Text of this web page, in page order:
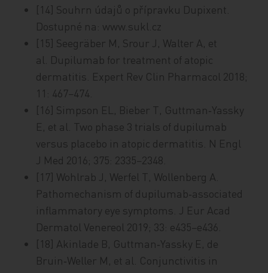
[14] Souhrn údajů o přípravku Dupixent.
Dostupné na: www.sukl.cz
[15] Seegräber M, Srour J, Walter A, et
al. Dupilumab for treatment of atopic
dermatitis. Expert Rev Clin Pharmacol 2018;
11: 467−474.
[16] Simpson EL, Bieber T, Guttman‑Yassky
E, et al. Two phase 3 trials of dupilumab
versus placebo in atopic dermatitis. N Engl
J Med 2016; 375: 2335−2348.
[17] Wohlrab J, Werfel T, Wollenberg A.
Pathomechanism of dupilumab‑associated
inflammatory eye symptoms. J Eur Acad
Dermatol Venereol 2019; 33: e435−e436.
[18] Akinlade B, Guttman‑Yassky E, de
Bruin‑Weller M, et al. Conjunctivitis in